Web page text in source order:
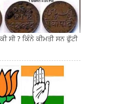
ਸੀ ? ਕਿੰਨੇ ਕੀਮਤੀ ਸਨ ਫੁੱਟੀ